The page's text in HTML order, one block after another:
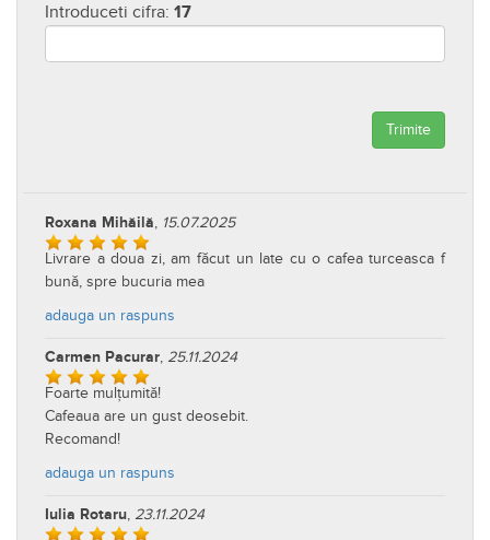
Introduceti cifra: 17
Trimite
Roxana Mihăilă, 15.07.2025
Livrare a doua zi, am făcut un late cu o cafea turceasca f
bună, spre bucuria mea
adauga un raspuns
Carmen Pacurar, 25.11.2024
Foarte mulțumită!
Cafeaua are un gust deosebit.
Recomand!
adauga un raspuns
Iulia Rotaru, 23.11.2024